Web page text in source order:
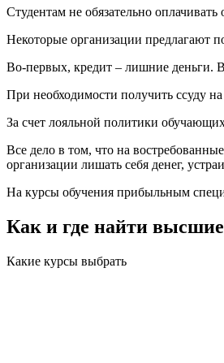
Студентам не обязательно
Некоторые организации предлагают
Во-первых, кредит – лишние деньги.
При необходимости получить ссуду
За счет лояльной политики
Все дело в том, что на
организации лишать себя денег,
На курсы обучения прибыльным
Как и где найти
Какие курсы выбрать